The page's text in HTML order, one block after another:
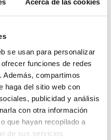
Acerca de las cookies
se usan para personalizar
funciones de redes
Además, compartimos
haga del sitio web con
publicidad y análisis
con otra información
que hayan recopilado a
de sus servicios.
24 MOD ref.
| 48 | 1 | 24 |
de armarioEmpotrado Pasos
Modulos por fila (18mm)
Cofret Corriente